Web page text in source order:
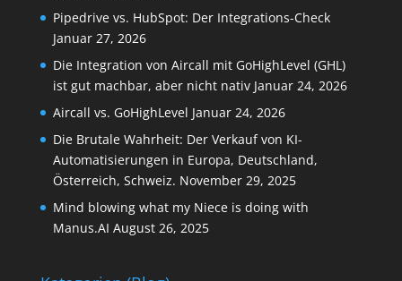
Pipedrive vs. HubSpot: Der Integrations-Check
Januar 27, 2026
Die Integration von Aircall mit GoHighLevel (GHL)
ist gut machbar, aber nicht nativ Januar 24, 2026
Aircall vs. GoHighLevel Januar 24, 2026
Die Brutale Wahrheit: Der Verkauf von KI-
Automatisierungen in Europa, Deutschland,
Österreich, Schweiz. November 29, 2025
Mind blowing what my Niece is doing with
Manus.AI August 26, 2025